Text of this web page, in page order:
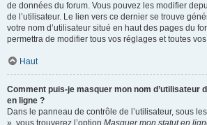
de données du forum. Vous pouvez les modifier
de l’utilisateur. Le lien vers ce dernier se trouve
votre nom d’utilisateur situé en haut des pages du
permettra de modifier tous vos réglages et toutes
Haut
Comment puis-je masquer mon nom d’utilisateur
en ligne ?
Dans le panneau de contrôle de l’utilisateur, sous
», vous trouverez l’option Masquer mon statut en